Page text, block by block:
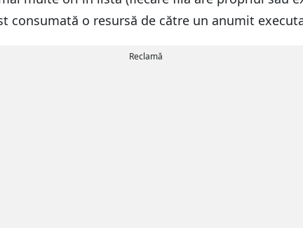
consumată o resursă de către un anumit
Reclamă